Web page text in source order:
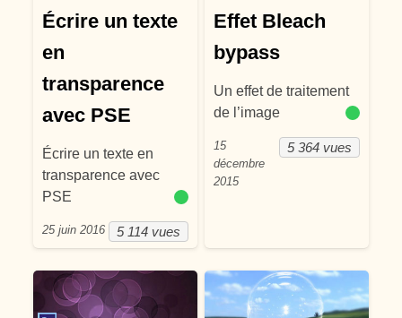
Écrire un texte
en
transparence
avec PSE
Écrire un texte en
transparence avec
PSE
5 114 vues
25 juin 2016
Effet Bleach
bypass
Un effet de traitement
de l’image
5 364 vues
15
décembre
2015